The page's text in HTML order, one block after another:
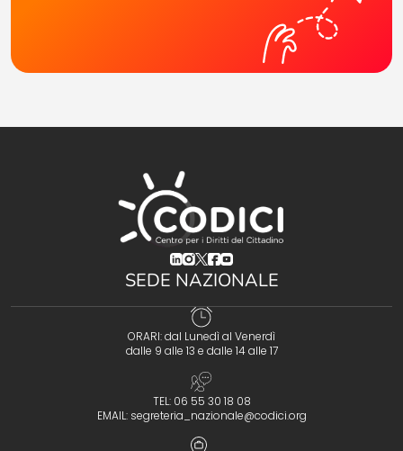
(opens in a new tab)
(opens in a new tab)
(opens in a new tab)
(opens in a new tab)
(opens in a new tab)
SEDE NAZIONALE
ORARI: dal Lunedì al Venerdì
dalle 9 alle 13 e dalle 14 alle 17
TEL: 06 55 30 18 08
EMAIL: segreteria_nazionale@codici.org